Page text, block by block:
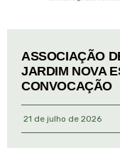
ASSOCIAÇÃO
JARDIM NOVA
CONVOCAÇÃO
21 de julho de 2026